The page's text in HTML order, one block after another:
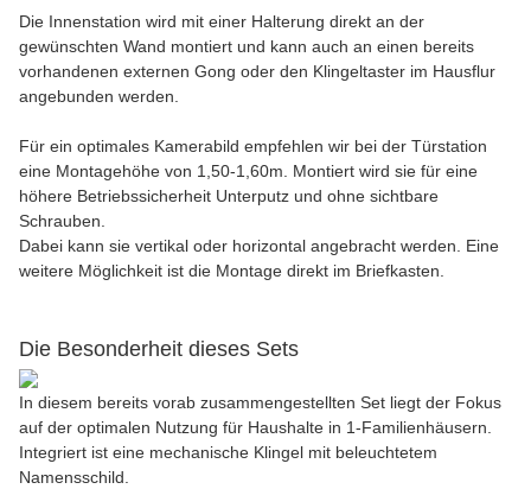
Die Innenstation wird mit einer Halterung direkt an der
gewünschten Wand montiert und kann auch an einen bereits
vorhandenen externen Gong oder den Klingeltaster im Hausflur
angebunden werden.
Für ein optimales Kamerabild empfehlen wir bei der Türstation
eine Montagehöhe von 1,50-1,60m. Montiert wird sie für eine
höhere Betriebssicherheit Unterputz und ohne sichtbare
Schrauben.
Dabei kann sie vertikal oder horizontal angebracht werden. Eine
weitere Möglichkeit ist die Montage direkt im Briefkasten.
Die Besonderheit dieses Sets
In diesem bereits vorab zusammengestellten Set liegt der Fokus
auf der optimalen Nutzung für Haushalte in 1-Familienhäusern.
Integriert ist eine mechanische Klingel mit beleuchtetem
Namensschild.